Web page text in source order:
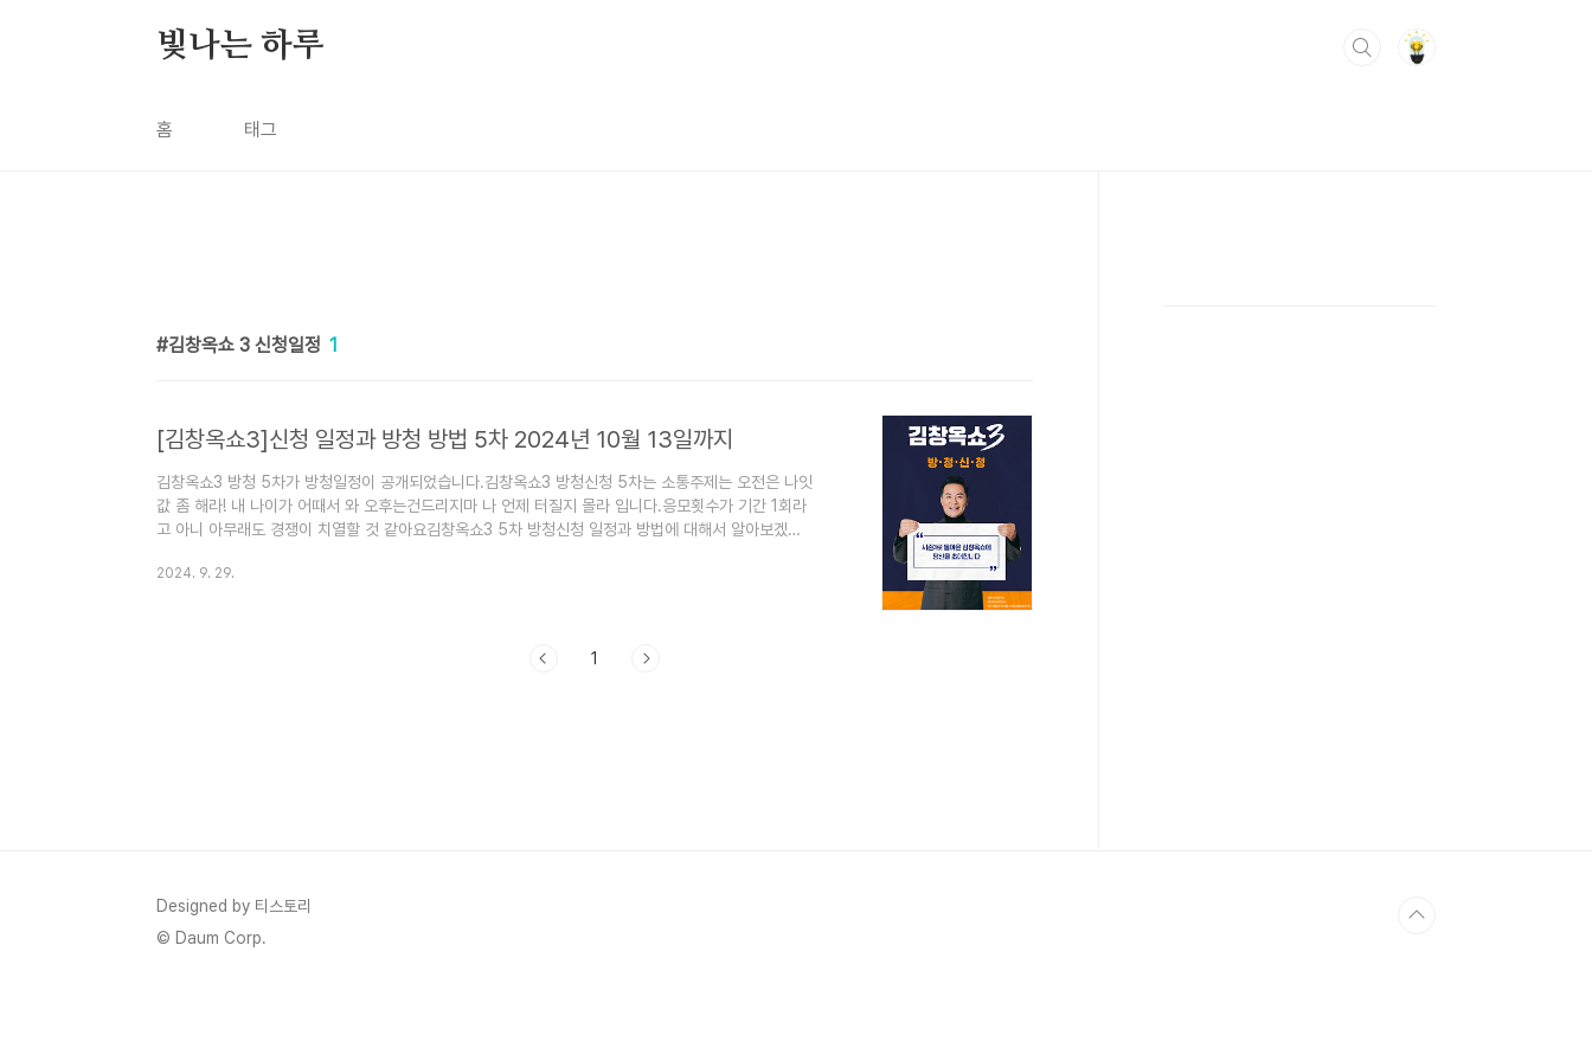
빛나는 하루
홈 태그
김창옥쇼 3 신청일정 1
[김창옥쇼3]신청 일정과 방청 방법 5차 2024년 10월 13일까지
김창옥쇼3 방청 5차가 방청일정이 공개되었습니다.김창옥쇼3 방청신청 5차는 소통주제는 오전은 나잇
값 좀 해라! 내 나이가 어때서 와 오후는건드리지마 나 언제 터질지 몰라 입니다.응모횟수가 기간 1회라
고 아니 아무래도 경쟁이 치열할 것 같아요김창옥쇼3 5차 방청신청 일정과 방법에 대해서 알아보겠습
습니다.- 김창옥쇼3 5차 신청기간 : 2024년 9월 26일 목요일~ 10월 13일 일요일- 김창옥쇼3 5차 당
2024. 9. 29.
1
Designed by 티스토리
© Daum Corp.